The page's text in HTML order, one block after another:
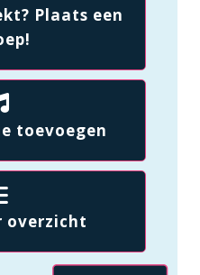
Plaats een
toevoegen
overzicht